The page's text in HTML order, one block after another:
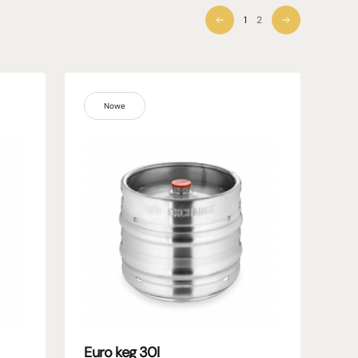
1 2
Nowe
Euro keg 30l